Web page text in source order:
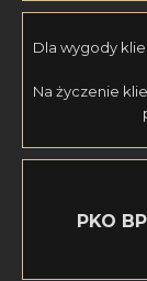
Dla wygody
Na życzenie
PKO BP